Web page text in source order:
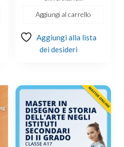
Aggiungi al carrello
Aggiungi alla lista
dei desideri